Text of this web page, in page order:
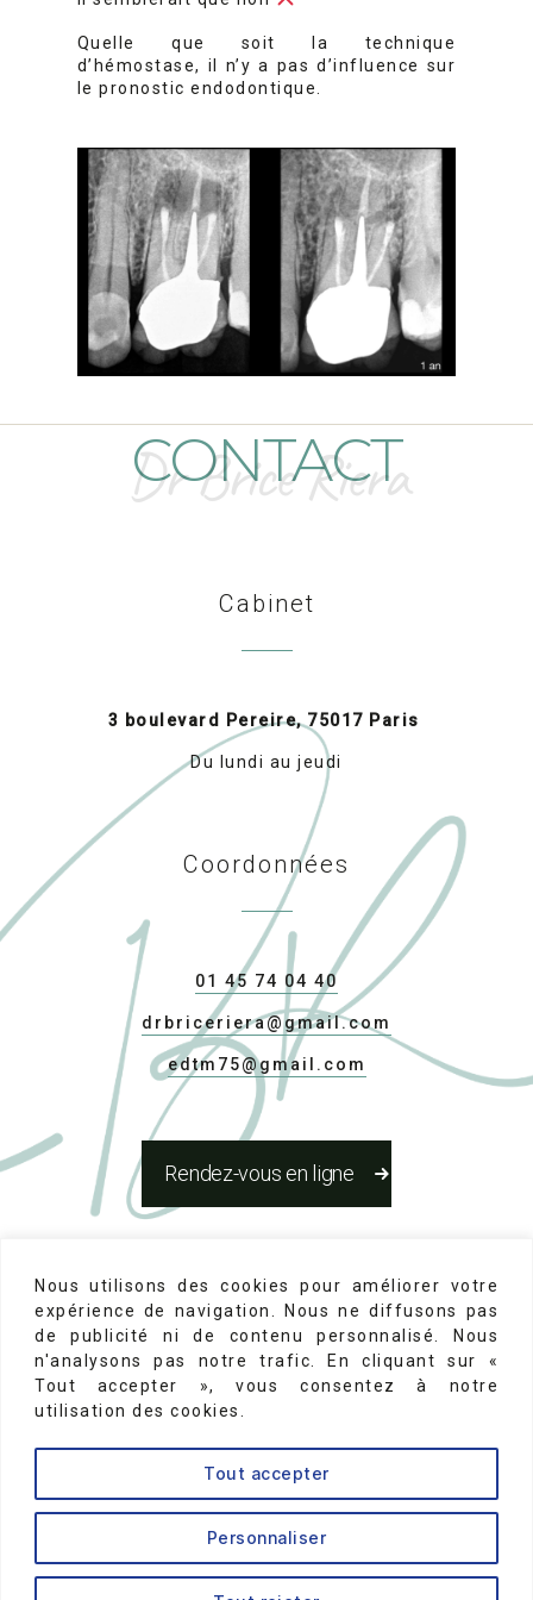
Nous utilisons des cookies pour améliorer votre
expérience de navigation. Nous ne diffusons pas
de publicité ni de contenu personnalisé. Nous
n'analysons pas notre trafic. En cliquant sur «
Tout accepter », vous consentez à notre
utilisation des cookies.
Personnaliser
Tout accepter
Quelle que soit la technique
d’hémostase, il n’y a pas d’influence sur
le pronostic endodontique.
CONTACT
Dr Brice Riera
Cabinet
3 boulevard Pereire, 75017 Paris
Du lundi au jeudi
Coordonnées
01 45 74 04 40
drbriceriera@gmail.com
edtm75@gmail.com
Rendez-vous en ligne
-
N°d'inscription au conseil de
l'ordre des chirurgiens dentistes 75-22131
↑